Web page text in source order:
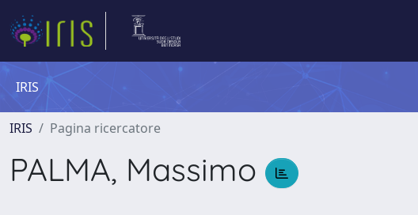
IRIS
IRIS Pagina ricercatore
PALMA, Massimo